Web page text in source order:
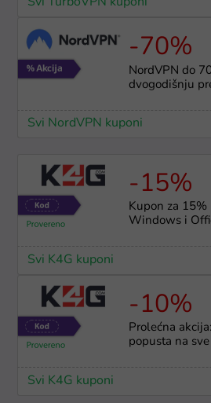
Svi TurboVPN kuponi
-70%
NordVPN do
dvogodišnju
Svi NordVPN kuponi
-15%
Kupon za 15%
Windows i
Svi K4G kuponi
-10%
Prolećna
popusta na sve
Svi K4G kuponi